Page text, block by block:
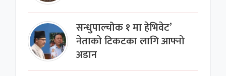
सन्धुपाल्चोक १ मा हेभिवेट’
नेताको टिकटका लागि आफ्नो
अडान